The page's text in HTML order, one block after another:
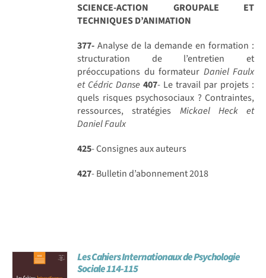
SCIENCE-ACTION GROUPALE ET
TECHNIQUES D’ANIMATION
377- Analyse de la demande en formation :
structuration de l’entretien et
préoccupations du formateur Daniel Faulx
et Cédric Danse407- Le travail par projets :
quels risques psychosociaux ? Contraintes,
ressources, stratégies Mickael Heck et
Daniel Faulx
425- Consignes aux auteurs
427- Bulletin d’abonnement 2018
Les Cahiers Internationaux de Psychologie
Sociale 114-115